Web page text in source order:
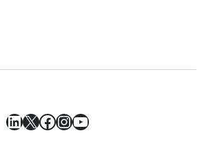
LinkedIn
X Facebook
Instagram
YouTube